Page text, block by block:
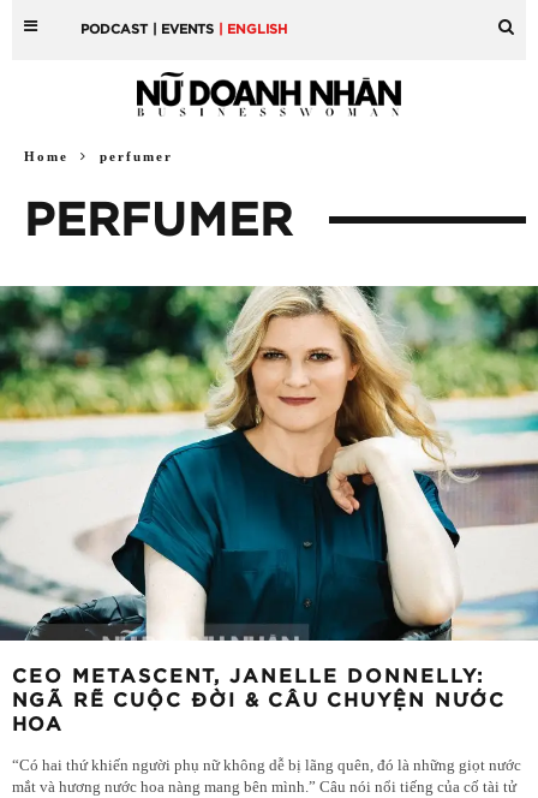
PODCAST | EVENTS | ENGLISH
Home perfumer
PERFUMER
CEO METASCENT, JANELLE DONNELLY:
NGÃ RẼ CUỘC ĐỜI & CÂU CHUYỆN NƯỚC
HOA
“Có hai thứ khiến người phụ nữ không dễ bị lãng quên, đó là những giọt nước
mắt và hương nước hoa nàng mang bên mình.” Câu nói nổi tiếng của cố tài tử